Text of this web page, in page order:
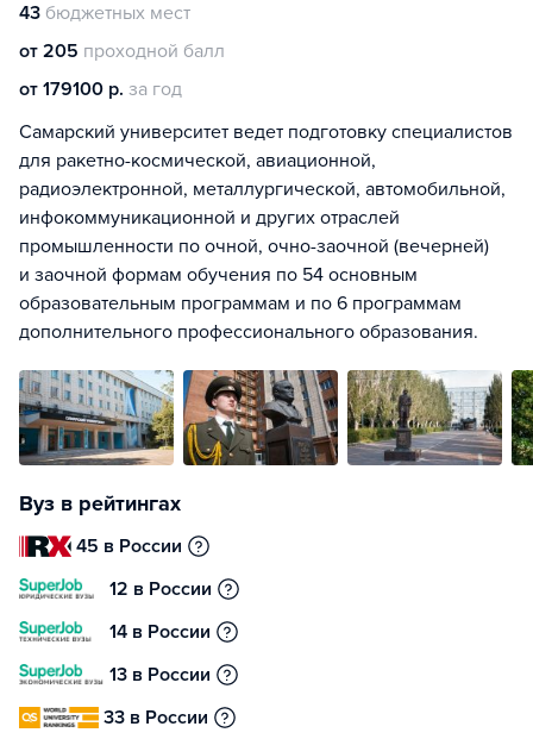
43 бюджетных мест
от 205 проходной балл
от 179100 р. за год
Самарский университет ведет подготовку специалистов
для ракетно-космической, авиационной,
радиоэлектронной, металлургической, автомобильной,
инфокоммуникационной и других отраслей
промышленности по очной, очно-заочной (вечерней)
и заочной формам обучения по 54 основным
образовательным программам и по 6 программам
дополнительного профессионального образования.
Вуз в рейтингах
45 в России
12 в России
14 в России
13 в России
33 в России